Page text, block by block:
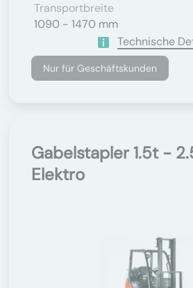
Transportbreite
1090 - 1470 mm
Technische
Nur für Geschäftskunden
Gabelstapler 1.5t -
Elektro